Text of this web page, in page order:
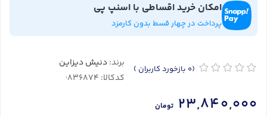
امکان خرید اقساطی با اسنپ پی
پرداخت در چهار قسط بدون کارمزد
(0 بازخورد کاربران ) برند:دنیش دیزاین
کدکالا:
23,840,000 تومان